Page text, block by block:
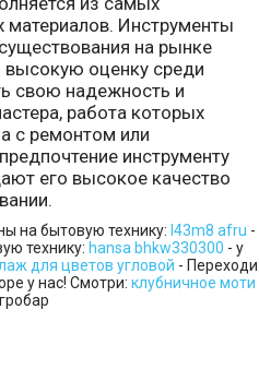
Инструменты
на рынке
оценку среди
свою надежность и
работа которых
с ремонтом или
инструменту
его высокое качество
на бытовую технику: l43m8 afru -
технику: hansa bhkw330300 - у
для цветов угловой - Переходи
у нас! Смотри: клубничное моти